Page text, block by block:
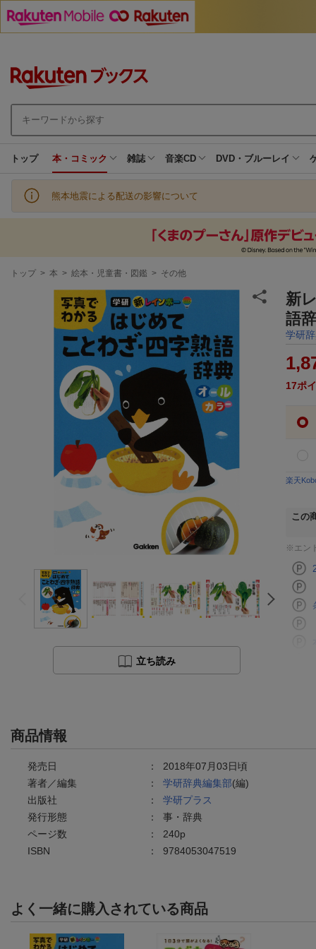
トップ 本・コミック 雑誌 音楽CD DVD・ブルーレイ
熊本地震による配送の影響について
現
トップ > 本 > 絵本・児童書・図鑑 > その他
立ち読み
新
語
学研
17ポ
楽天
この
※エン
商品情報
発売日 ： 2018年07月03日頃
著者／編集
： 学研辞典編集部(編)
出版社
： 学研プラス
発行形態
： 事・辞典
ページ数
： 240p
ISBN
： 9784053047519
よく一緒に購入されている商品